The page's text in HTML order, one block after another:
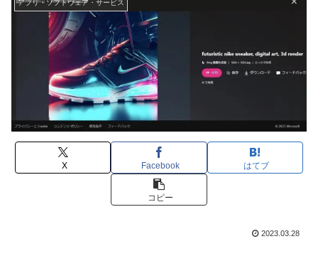
アプリ・ソフトウェア・サービス
X Facebook はてブ
コピー
2023.03.28